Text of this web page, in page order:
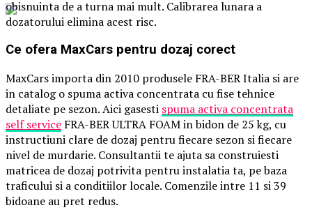
obisnuinta de a turna mai mult. Calibrarea lunara a
dozatorului elimina acest risc.
Ce ofera MaxCars pentru dozaj corect
MaxCars importa din 2010 produsele FRA-BER Italia si are
in catalog o spuma activa concentrata cu fise tehnice
detaliate pe sezon. Aici gasesti spuma activa concentrata
self service FRA-BER ULTRA FOAM in bidon de 25 kg, cu
instructiuni clare de dozaj pentru fiecare sezon si fiecare
nivel de murdarie. Consultantii te ajuta sa construiesti
matricea de dozaj potrivita pentru instalatia ta, pe baza
traficului si a conditiilor locale. Comenzile intre 11 si 39
bidoane au pret redus.